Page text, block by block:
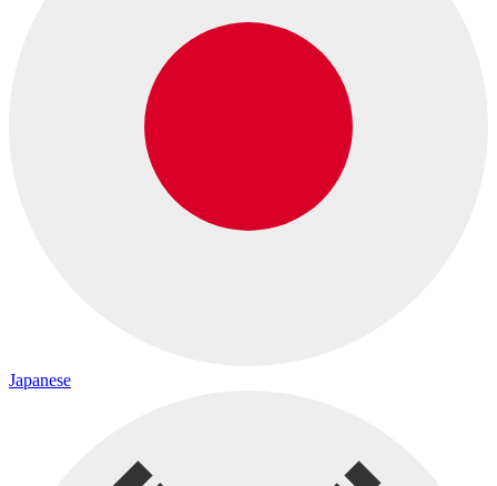
Japanese